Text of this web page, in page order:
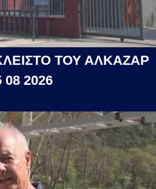
ΤΟΥ ΑΛΚΑΖΑΡ
08 2026